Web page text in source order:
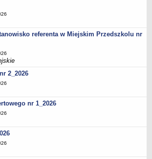
referenta w Miejskim Przedszkolu nr
2_2026
nr 1_2026